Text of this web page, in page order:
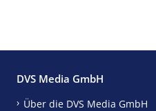
DVS Media GmbH
Über die DVS Media GmbH